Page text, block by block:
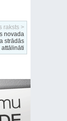
raksts >
novada
strādās
attālināti